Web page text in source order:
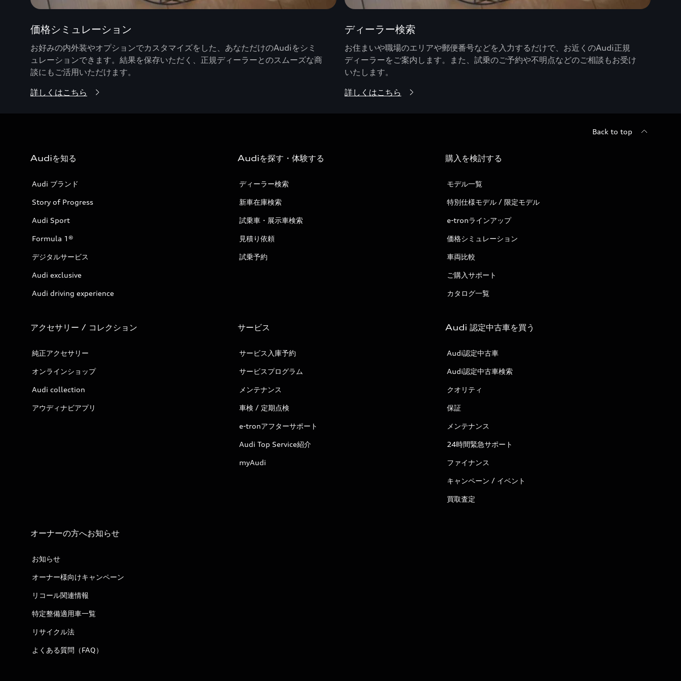
価格シミュレーション
お好みの内外装やオプションでカスタマイズをした、あなただけのAudiをシミ
ュレーションできます。結果を保存いただく、正規ディーラーとのスムーズな商
談にもご活用いただけます。
詳しくはこちら
ディーラー検索
お住まいや職場のエリアや郵便番号などを入力するだけで、お近くのAudi正規
ディーラーをご案内します。また、試乗のご予約や不明点などのご相談もお受け
いたします。
詳しくはこちら
Back to top
Audiを知る
Audi ブランド
Story of Progress
Audi Sport
Formula 1®
デジタルサービス
Audi exclusive
Audi driving experience
Audiを探す・体験する
ディーラー検索
新車在庫検索
試乗車・展示車検索
見積り依頼
試乗予約
購入を検討する
モデル一覧
特別仕様モデル / 限定モデル
e-tronラインアップ
価格シミュレーション
車両比較
ご購入サポート
カタログ一覧
アクセサリー / コレクション
純正アクセサリー
オンラインショップ
Audi collection
アウディナビアプリ
サービス
サービス入庫予約
サービスプログラム
メンテナンス
車検 / 定期点検
e-tronアフターサポート
Audi Top Service紹介
myAudi
Audi 認定中古車を買う
Audi認定中古車
Audi認定中古車検索
クオリティ
保証
メンテナンス
24時間緊急サポート
ファイナンス
キャンペーン / イベント
買取査定
オーナーの方へお知らせ
お知らせ
オーナー様向けキャンペーン
リコール関連情報
特定整備適用車一覧
リサイクル法
よくある質問（FAQ）